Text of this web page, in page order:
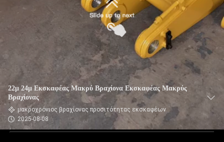
22μ 24μ Εκσκαφέας Μακρύ Βραχίονα Εκσκαφέας Μακρύς
Βραχίονας
μακροχρόνιος βραχίονας προσιτότητας εκσκαφέων
2025-08-08